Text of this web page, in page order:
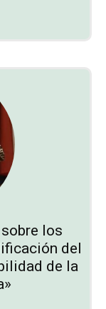
los
del
de la